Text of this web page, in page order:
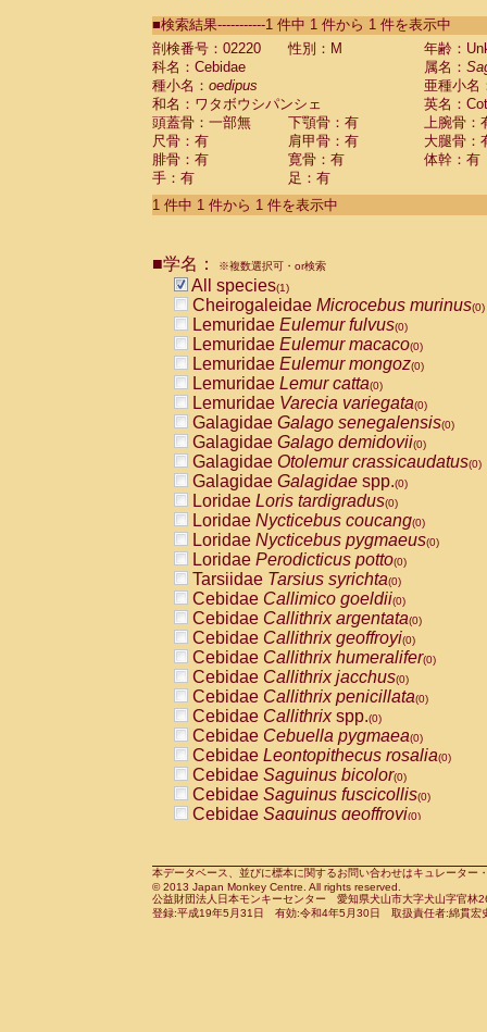
CebidaeSaguinus labiatus(0)
Cebidae Saguinus leucopus (0)
Cebidae
Cebidae
CebidaeSaguinus nigricollis (0)
Cebidae Saguinus oedipus
Cebidae Saguinus weddelli
Cebidae Saguinusspp.
Cebidae Aotus trivirgatus
Cebidae Cebus albifrons
CebidaeCebus nigrivittatus
CebidaeCebus
CebidaeSaimiri boliviensis(0)
CebidaeSaimiri sciureus(0)
AtelidaeAlouatta caraya(0)
AtelidaeAlouatta fusca(0)
AtelidaeAlouatta seniculus
AtelidaeAlouattaspp.(0)
AtelidaeAteles belzebuth(0)
AtelidaeAteles geoffroyi(0)
AtelidaeAteles paniscus(0)
AtelidaeAtelesspp.(0)
Atelidae Lagothrix lagothricha
AtelidaeLagothrix lagothricha cana
PitheciidaeCacajao calvus
PitheciidaeCallicebus cupreus
PitheciidaeCallicebus donacophilus
PitheciidaeCallicebus moloch
PitheciidaeCallicebus torquatus
PitheciidaeCallicebusspp.(0)
PitheciidaeChiropotes satanas(0)
PitheciidaePithecia monachus
PitheciidaePithecia pithecia(0)
CercopithecidaeCercocebus agilis
CercopithecidaeCercocebus
CercopithecidaeCercocebus
CercopithecidaeCercocebus
CercopithecidaeCercocebus
CercopithecidaeCercocebushybrid
CercopithecidaePapio anubis(0)
CercopithecidaePapio cynocephalus
CercopithecidaePapio hamadryas(0)
■検索結果-----------1 件中 1 件から 1 件を表示中
剖検番号：02220
性別：M
年齢：
科名：Cebidae
属名：
種小名： oedipus
亜種小名
和名：ワタボウシパンシェ
英名：
頭蓋骨：一部無
下顎骨：有
上腕骨：
尺骨：有
肩甲骨：有
大腿骨：
腓骨：有
寛骨：有
体幹：有
手：有
足：有
1 件中 1 件から 1 件を表示中
■学名： ※複数選択可・or検索
All species(1)
Cheirogaleidae Microcebus murinus(0)
Lemuridae Eulemur fulvus(0)
Lemuridae Eulemur macaco(0)
Lemuridae Eulemur mongoz(0)
Lemuridae Lemur catta(0)
Lemuridae Varecia variegata(0)
Galagidae Galago senegalensis(0)
Galagidae Galago demidovii(0)
Galagidae Otolemur crassicaudatus(0)
Galagidae Galagidae spp.(0)
Loridae Loris tardigradus(0)
Loridae Nycticebus coucang(0)
Loridae Nycticebus pygmaeus(0)
Loridae Perodicticus potto(0)
Tarsiidae Tarsius syrichta(0)
Cebidae Callimico goeldii(0)
Cebidae Callithrix argentata(0)
Cebidae Callithrix geoffroyi(0)
Cebidae Callithrix humeralifer(0)
Cebidae Callithrix jacchus(0)
Cebidae Callithrix penicillata(0)
Cebidae Callithrixspp.(0)
Cebidae Cebuella pygmaea(0)
Cebidae Leontopithecus rosalia(0)
Cebidae Saguinus bicolor(0)
Cebidae Saguinus fuscicollis(0)
Cebidae Saguinus geoffroyi(0)
CebidaeSaguinus leucopus(0)
CebidaeSaguinus midas(0)
Cebidae Saguinus mystax(0)
本データベース、並びに標本に関するお問い合わせはキュレータ
© 2013 Japan Monkey Centre. All rights reserved.
公益財団法人日本モンキーセンター 愛知県犬山市大字犬山字官
登録:平成19年5月31日 有効:令和4年5月30日 取扱責任者:綿貫宏